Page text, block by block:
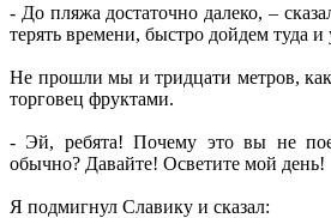
- До пляжа достаточно далеко, –
терять времени, быстро дойдем туда
Не прошли мы и тридцати метров,
торговец фруктами.
- Эй, ребята! Почему это вы не
обычно? Давайте! Осветите мой день!
Я подмигнул Славику и сказал: